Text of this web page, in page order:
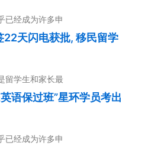
已经成为许多申
22天闪电获批, 移民留学
留学生和家长最
语保过班”星环学员考出
已经成为许多申